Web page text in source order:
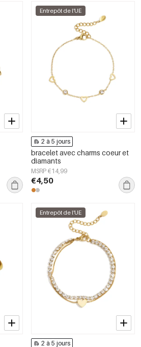
Entrepôt de l'UE
2 à 5 jours
bracelet avec charms coeur et
diamants
MSRP €14,99
€4,50
Entrepôt de l'UE
2 à 5 jours